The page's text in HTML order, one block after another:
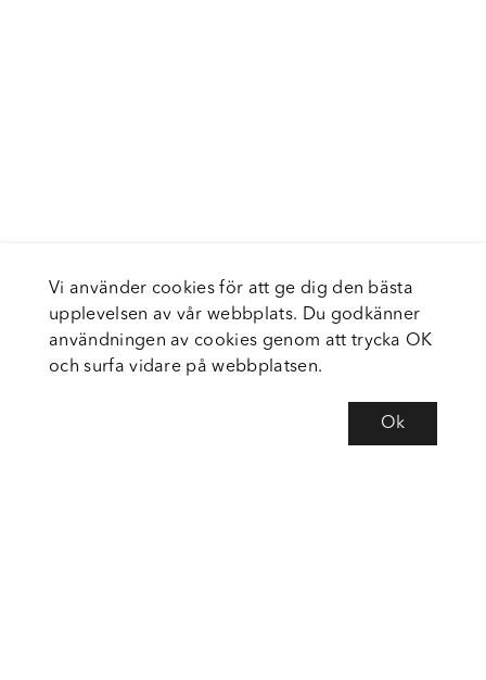
Vi använder cookies för att ge dig den bästa
upplevelsen av vår webbplats. Du godkänner
användningen av cookies genom att trycka OK
och surfa vidare på webbplatsen.
Ok